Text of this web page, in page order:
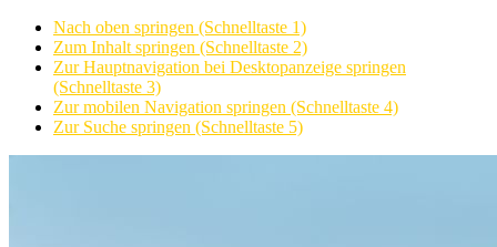
Nach oben springen (Schnelltaste 1)
Zum Inhalt springen (Schnelltaste 2)
Zur Hauptnavigation bei Desktopanzeige springen
(Schnelltaste 3)
Zur mobilen Navigation springen (Schnelltaste 4)
Zur Suche springen (Schnelltaste 5)